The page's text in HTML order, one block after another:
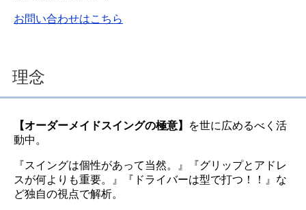
お問い合わせはこちら
理念
【オーダーメイドスイングの極意】
を世に広めるべく活
動中。
『スイングは個性があって当然。』『グリップとアドレ
スが何よりも重要。』『ドライバーは型で打つ！！』な
ど独自の視点で解析。